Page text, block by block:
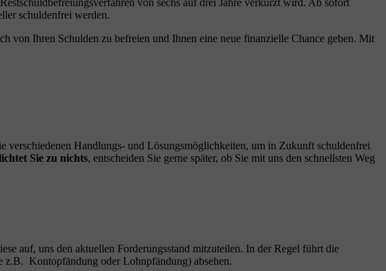
von sechs auf drei Jahre verkürzt wird. Ab sofort
schuldenfrei werden.
von Ihren Schulden zu befreien und Ihnen eine neue finanzielle Chance geben. Mit
Handlungs- und Lösungsmöglichkeiten, um in Zukunft schuldenfrei
Sie zu nichts, entscheiden Sie gerne später, ob Sie mit uns den schnellsten Weg
auf, uns den aktuellen Forderungsstand mitzuteilen. In der Regel führt die
z.B. Kontopfändung oder Lohnpfändung) absehen.